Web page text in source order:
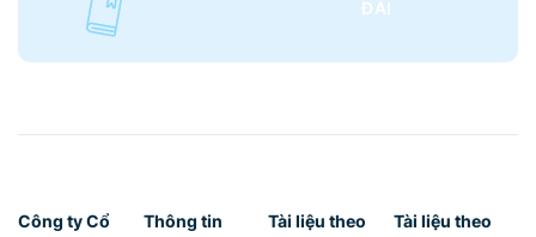
ĐÃI
Công ty Cổ
Thông tin
Tài liệu theo
Tài liệu theo